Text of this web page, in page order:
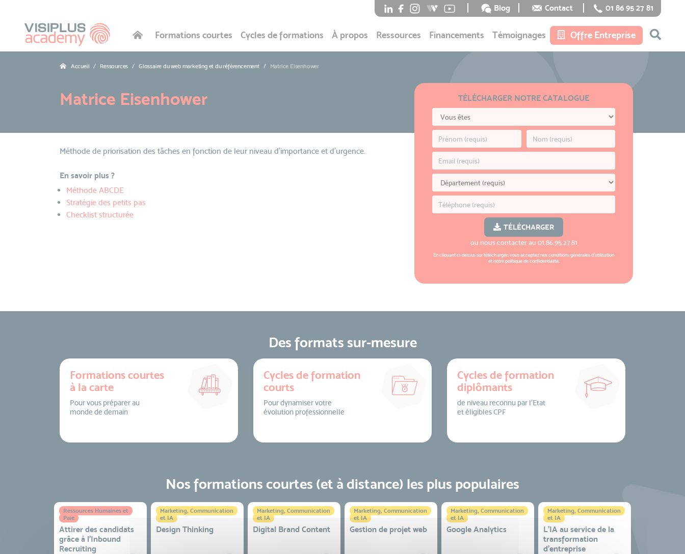
Blog Contact 01 86 95 27 81
Formations courtes Cycles de formations À propos Ressources Financements Témoignages Offre Entreprise
Accueil Ressources Glossaire du web marketing et du référencement Matrice Eisenhower
Matrice Eisenhower TÉLÉCHARGER NOTRE CATALOGUE
TÉLÉCHARGER
ou nous contacter au 01.86.95.27.81
En cliquant ci-dessus sur télécharger, vous acceptez nosconditions générales d'utilisation
et notrepolitique de confidentialité.
Méthode de priorisation des tâches en fonction de leur niveau d'importance et d'urgence.
En savoir plus ?
Méthode ABCDE
Stratégie des petits pas
Checklist structurée
Des formats sur-mesure
Formations courtes
à la carte
Pour vous préparer au
monde de demain
Cycles de formation
courts
Pour dynamiser votre
évolution professionnelle
Cycles de formation
diplômants
de niveau reconnu par l’Etat
et éligibles CPF
Nos formations courtes (et à distance) les plus populaires
Ressources Humaines et
Paie
Attirer des candidats
grâce à l’Inbound
Recruiting
Marketing, Communication
et IA
Design Thinking
Marketing, Communication
et IA
Digital Brand Content
Marketing, Communication
et IA
Gestion de projet web
Marketing, Communication
et IA
Google Analytics
Marketing, Communication
et IA
L'IA au service de la
transformation
d'entreprise